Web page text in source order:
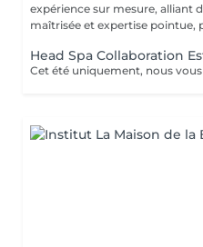
expérience sur mesure, alliant
maîtrisée et expertise pointue,
Head Spa Collaboration